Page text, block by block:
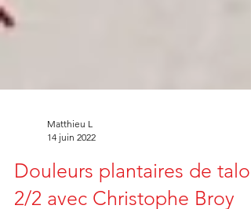
14 juin 2022
Douleurs plantaires de talon